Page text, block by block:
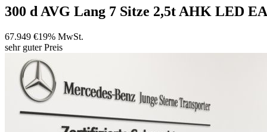
300 d AVG Lang 7 Sitze 2,5t AHK LED
67.949 €19% MwSt.
sehr guter Preis